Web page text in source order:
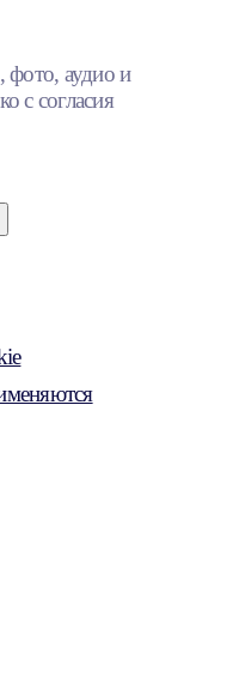
фото, аудио и
с согласия